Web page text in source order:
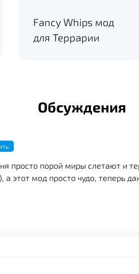
Fancy Whips мод
для Террарии
Обсуждения
просто порой миры слетают и
а этот мод просто чудо, теперь